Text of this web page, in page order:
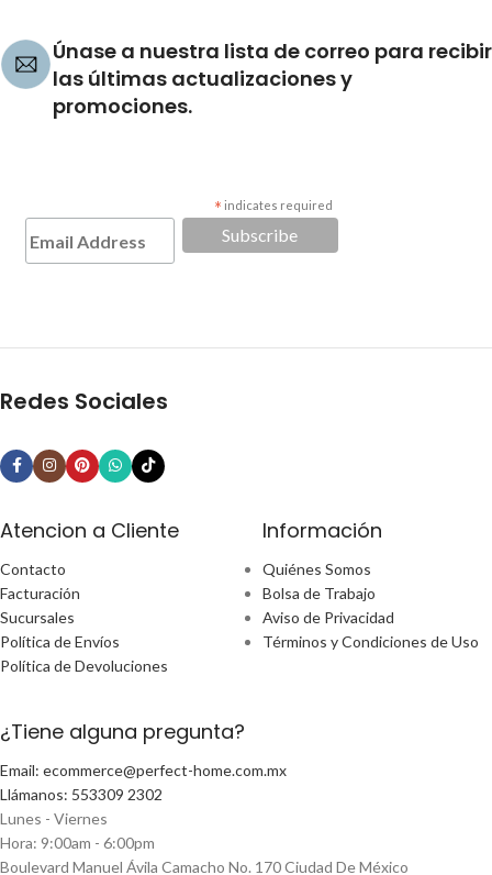
Únase a nuestra lista de correo para recibir
las últimas actualizaciones y
promociones.
* indicates required
Redes Sociales
Atencion a Cliente
Contacto
Facturación
Sucursales
Política de Envíos
Política de Devoluciones
Información
Quiénes Somos
Bolsa de Trabajo
Aviso de Privacidad
Términos y Condiciones de Uso
¿Tiene alguna pregunta?
Email: ecommerce@perfect-home.com.mx
Llámanos: 553309 2302
Lunes - Viernes
Hora: 9:00am - 6:00pm
Boulevard Manuel Ávila Camacho No. 170 Ciudad De México